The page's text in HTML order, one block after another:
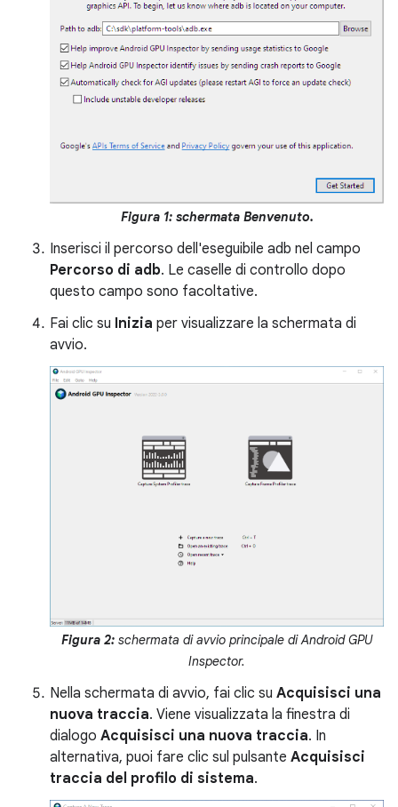
Figura 1: schermata Benvenuto.
Inserisci il percorso dell'eseguibile adb nel campo
Percorso di adb. Le caselle di controllo dopo
questo campo sono facoltative.
Fai clic su Inizia per visualizzare la schermata di
avvio.
Figura 2:schermata di avvio principale di Android GPU
Inspector.
Nella schermata di avvio, fai clic su Acquisisci una
nuova traccia. Viene visualizzata la finestra di
dialogo Acquisisci una nuova traccia. In
alternativa, puoi fare clic sul pulsante Acquisisci
traccia del profilo di sistema.